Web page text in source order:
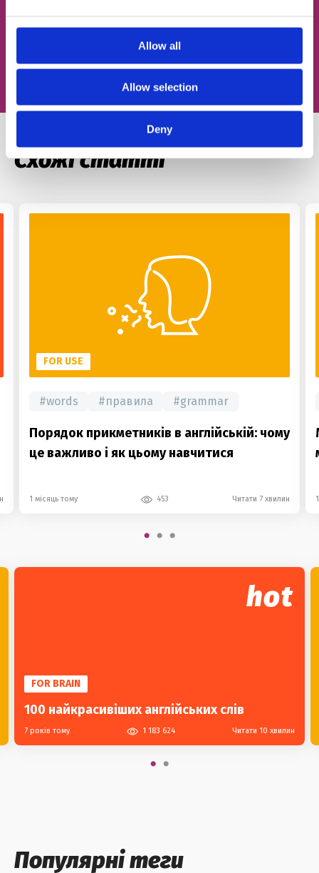
Allow all
Allow selection
Deny
Записатися на урок
Схожі статті
FOR USE
#words #правила #grammar
Порядок прикметників в англійській: чому
це важливо і як цьому навчитися
1 місяць тому 453 Читати 7 хвилин
hot
FOR BRAIN
100 найкрасивіших англійських слів
7 років тому 1 183 624 Читати 10 хвилин
Популярні теги